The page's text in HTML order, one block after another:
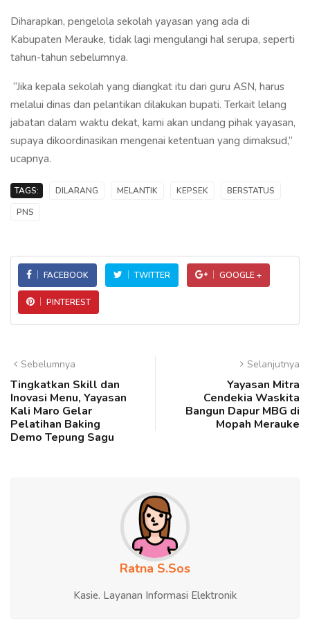
Diharapkan, pengelola sekolah yayasan yang ada di
Kabupaten Merauke, tidak lagi mengulangi hal serupa, seperti
tahun-tahun sebelumnya.
“Jika kepala sekolah yang diangkat itu dari guru ASN, harus
melalui dinas dan pelantikan dilakukan bupati. Terkait lelang
jabatan dalam waktu dekat, kami akan undang pihak yayasan,
supaya dikoordinasikan mengenai ketentuan yang dimaksud,”
ucapnya.
TAGS: DILARANG MELANTIK KEPSEK
BERSTATUS
PNS
FACEBOOK TWITTER GOOGLE +
PINTEREST
Sebelumnya
Tingkatkan Skill dan
Inovasi Menu, Yayasan
Kali Maro Gelar
Pelatihan Baking
Demo Tepung Sagu
Selanjutnya
Yayasan Mitra
Cendekia Waskita
Bangun Dapur MBG di
Mopah Merauke
Ratna S.Sos
Kasie. Layanan Informasi Elektronik